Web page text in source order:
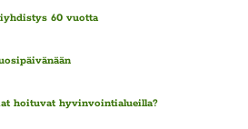
60 vuotta
hoituvat hyvinvointialueilla?